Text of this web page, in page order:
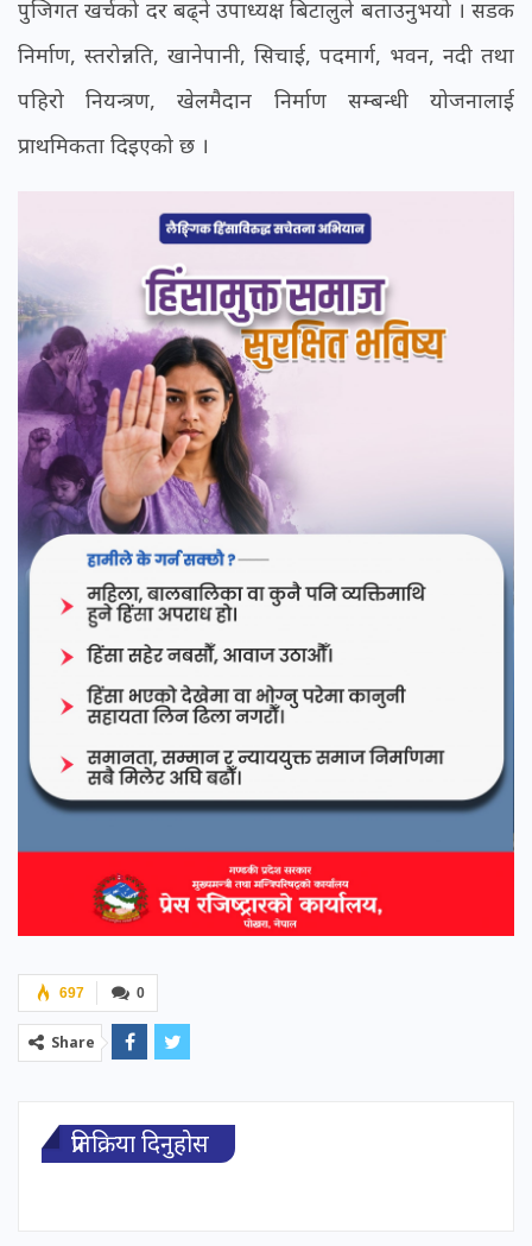
पुजिगत खर्चको दर बढ्ने उपाध्यक्ष बिटालुले बताउनुभयो । सडक
निर्माण, स्तरोन्नति, खानेपानी, सिचाई, पदमार्ग, भवन, नदी तथा
पहिरो नियन्त्रण, खेलमैदान निर्माण सम्बन्धी योजनालाई
प्राथमिकता दिइएको छ ।
0
697
Share
प्रतिक्रिया दिनुहोस